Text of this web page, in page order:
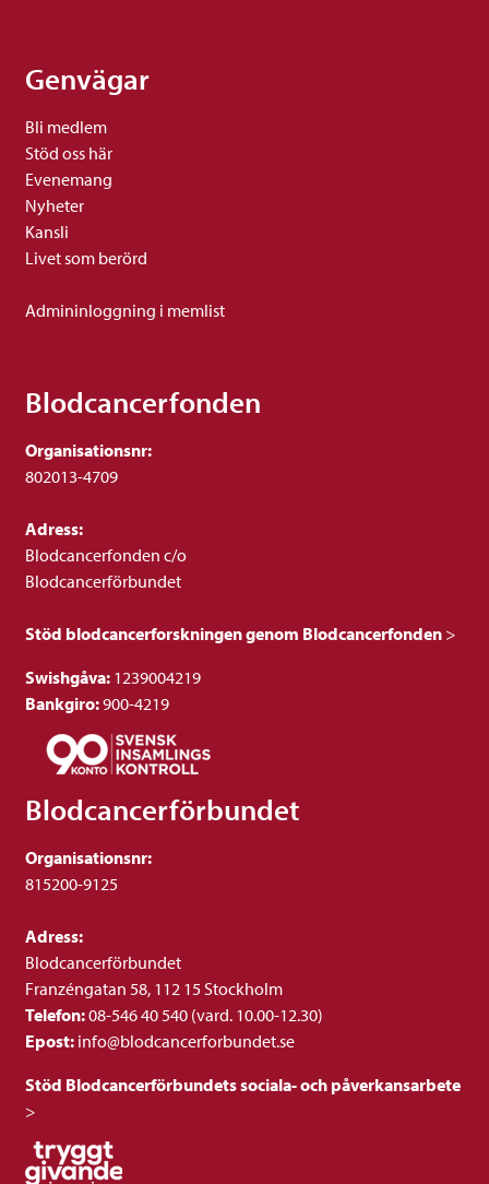
Genvägar
Bli medlem
Stöd oss här
Evenemang
Nyheter
Kansli
Livet som berörd
Admininloggning i memlist
Blodcancerfonden
Organisationsnr:
802013-4709
Adress:
Blodcancerfonden c/o
Blodcancerförbundet
Stöd blodcancerforskningen genom Blodcancerfonden >
Swishgåva: 1239004219
Bankgiro:900-4219
Blodcancerförbundet
Organisationsnr:
815200-9125
Adress:
Blodcancerförbundet
Franzéngatan 58, 112 15 Stockholm
Telefon:08-546 40 540 (vard. 10.00-12.30)
Epost: info@blodcancerforbundet.se
Stöd Blodcancerförbundets sociala- och påverkansarbete
>